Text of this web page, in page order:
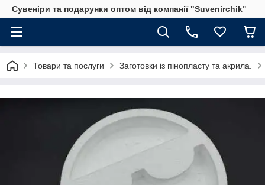
Сувеніри та подарунки оптом від компанії "Suvenirchik"
Товари та послуги Заготовки із пінопласту та акрила.